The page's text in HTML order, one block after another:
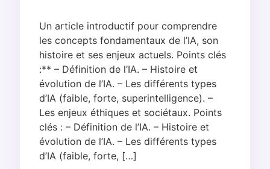
Un article introductif pour comprendre
les concepts fondamentaux de l’IA, son
histoire et ses enjeux actuels. Points clés
:** – Définition de l’IA. – Histoire et
évolution de l’IA. – Les différents types
d’IA (faible, forte, superintelligence). –
Les enjeux éthiques et sociétaux. Points
clés : – Définition de l’IA. – Histoire et
évolution de l’IA. – Les différents types
d’IA (faible, forte, […]